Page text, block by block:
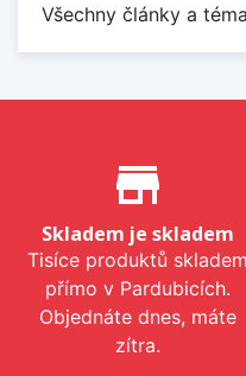
Všechny články a
Proč nakupovat u
store_mall_directory
Skladem je skladem
Tisíce produktů skladem
přímo v Pardubicích.
Objednáte dnes, máte
zítra.